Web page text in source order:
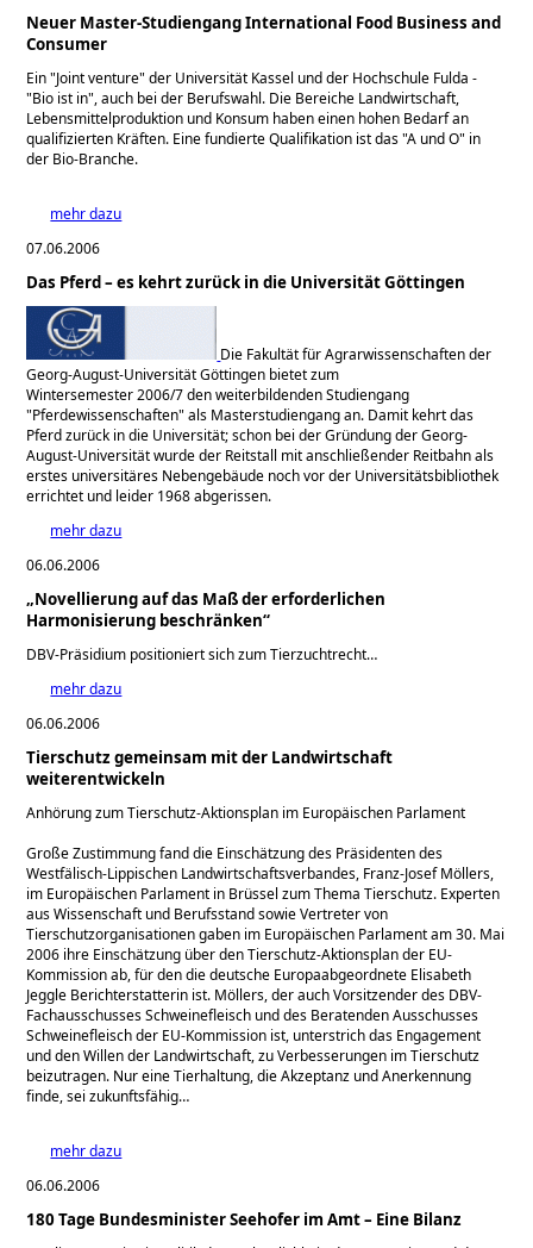
Neuer Master-Studiengang International Food Business and
Consumer
Ein "Joint venture" der Universität Kassel und der Hochschule Fulda -
"Bio ist in", auch bei der Berufswahl. Die Bereiche Landwirtschaft,
Lebensmittelproduktion und Konsum haben einen hohen Bedarf an
qualifizierten Kräften. Eine fundierte Qualifikation ist das "A und O" in
der Bio-Branche.
mehr dazu
07.06.2006
Das Pferd – es kehrt zurück in die Universität Göttingen
Die Fakultät für Agrarwissenschaften der
Georg-August-Universität Göttingen bietet zum
Wintersemester 2006/7 den weiterbildenden Studiengang
Pferdewissenschaften als Masterstudiengang an. Damit kehrt das
Pferd zurück in die Universität; schon bei der Gründung der Georg-
August-Universität wurde der Reitstall mit anschließender Reitbahn als
erstes universitäres Nebengebäude noch vor der Universitätsbibliothek
errichtet und leider 1968 abgerissen.
mehr dazu
06.06.2006
„Novellierung auf das Maß der erforderlichen
Harmonisierung beschränken“
DBV-Präsidium positioniert sich zum Tierzuchtrecht…
mehr dazu
06.06.2006
Tierschutz gemeinsam mit der Landwirtschaft
weiterentwickeln
Anhörung zum Tierschutz-Aktionsplan im Europäischen Parlament
Große Zustimmung fand die Einschätzung des Präsidenten des
Westfälisch-Lippischen Landwirtschaftsverbandes, Franz-Josef Möllers,
im Europäischen Parlament in Brüssel zum Thema Tierschutz. Experten
aus Wissenschaft und Berufsstand sowie Vertreter von
Tierschutzorganisationen gaben im Europäischen Parlament am 30. Mai
2006 ihre Einschätzung über den Tierschutz-Aktionsplan der EU-
Kommission ab, für den die deutsche Europaabgeordnete Elisabeth
Jeggle Berichterstatterin ist. Möllers, der auch Vorsitzender des DBV-
Fachausschusses Schweinefleisch und des Beratenden Ausschusses
Schweinefleisch der EU-Kommission ist, unterstrich das Engagement
und den Willen der Landwirtschaft, zu Verbesserungen im Tierschutz
beizutragen. Nur eine Tierhaltung, die Akzeptanz und Anerkennung
finde, sei zukunftsfähig…
mehr dazu
06.06.2006
180 Tage Bundesminister Seehofer im Amt – Eine Bilanz